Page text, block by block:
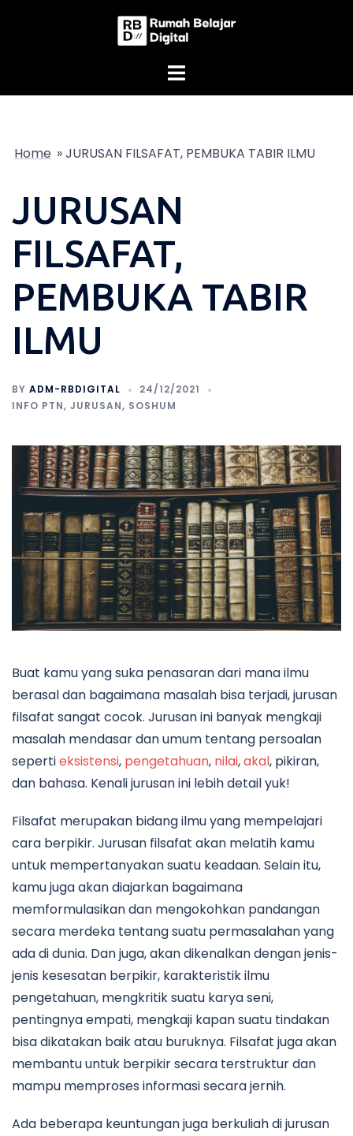
Home »JURUSAN FILSAFAT, PEMBUKA TABIR ILMU
JURUSAN
FILSAFAT,
PEMBUKA TABIR
ILMU
BY ADM-RBDIGITAL
24/12/2021
INFO PTN, JURUSAN, SOSHUM
Buat kamu yang suka penasaran dari mana ilmu
berasal dan bagaimana masalah bisa terjadi, jurusan
filsafat sangat cocok. Jurusan ini banyak mengkaji
masalah mendasar dan umum tentang persoalan
sepertieksistensi, pengetahuan, nilai,akal, pikiran,
dan bahasa. Kenali jurusan ini lebih detail yuk!
Filsafat merupakan bidang ilmu yang mempelajari
cara berpikir. Jurusan filsafat akan melatih kamu
untuk mempertanyakan suatu keadaan. Selain itu,
kamu juga akan diajarkan bagaimana
memformulasikan dan mengokohkan pandangan
secara merdeka tentang suatu permasalahan yang
ada di dunia. Dan juga, akan dikenalkan dengan jenis-
jenis kesesatan berpikir, karakteristik ilmu
pengetahuan, mengkritik suatu karya seni,
pentingnya empati, mengkaji kapan suatu tindakan
bisa dikatakan baik atau buruknya. Filsafat juga akan
membantu untuk berpikir secara terstruktur dan
mampu memproses informasi secara jernih.
Ada beberapa keuntungan juga berkuliah di jurusan